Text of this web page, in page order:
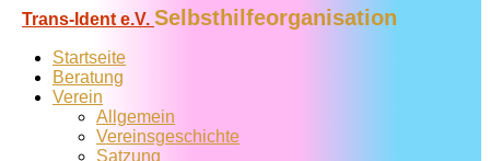
Trans-Ident e.V. Selbsthilfeorganisation
Startseite
Beratung
Verein
Allgemein
Vereins­geschichte
Satzung